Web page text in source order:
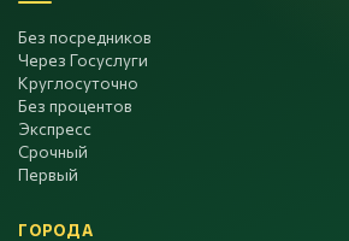
Без посредников
Через Госуслуги
Круглосуточно
Без процентов
Экспресс
Срочный
Первый
ГОРОДА